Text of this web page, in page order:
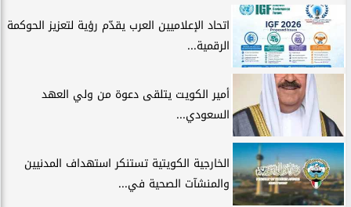
اتحاد الإعلاميين العرب يقدّم رؤية لتعزيز الحوكمة
الرقمية...
أمير الكويت يتلقى دعوة من ولي العهد
السعودي...
الخارجية الكويتية تستنكر استهداف المدنيين
والمنشآت الصحية في...